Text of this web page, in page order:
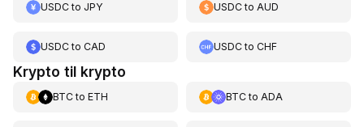
USDCto JPY USDCtoAUD
USDCto CAD USDCtoCHF
Krypto til krypto
BTCto ETH BTCto ADA